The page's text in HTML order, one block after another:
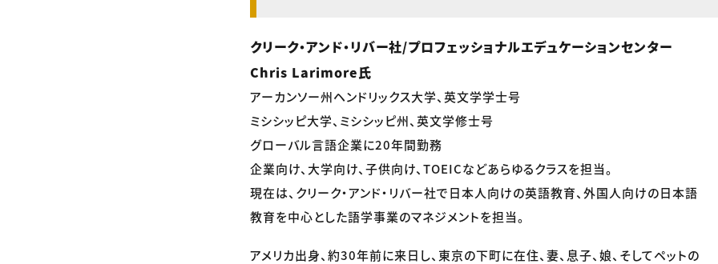
クリーク・アンド・リバー社/プロフェッショナルエデュケーションセンター
Chris Larimore氏
アーカンソー州ヘンドリックス大学、英文学学士号
ミシシッピ大学、ミシシッピ州、英文学修士号
グローバル言語企業に20年間勤務
企業向け、大学向け、子供向け、TOEICなどあらゆるクラスを担当。
現在は、クリーク・アンド・リバー社で日本人向けの英語教育、外国人向けの日本語
教育を中心とした語学事業のマネジメントを担当。
アメリカ出身、約30年前に来日し、東京の下町に在住、妻、息子、娘、そしてペットの